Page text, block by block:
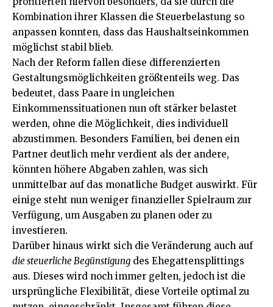
Kombination ihrer Klassen die Steuerbelastung so
anpassen konnten, dass das Haushaltseinkommen
möglichst stabil blieb.
Nach der Reform fallen diese differenzierten
Gestaltungsmöglichkeiten größtenteils weg. Das
bedeutet, dass Paare in ungleichen
Einkommenssituationen nun oft stärker belastet
werden, ohne die Möglichkeit, dies individuell
abzustimmen. Besonders Familien, bei denen ein
Partner deutlich mehr verdient als der andere,
könnten höhere Abgaben zahlen, was sich
unmittelbar auf das monatliche Budget auswirkt. Für
einige steht nun weniger finanzieller Spielraum zur
Verfügung, um Ausgaben zu planen oder zu
investieren.
Darüber hinaus wirkt sich die Veränderung auch auf
die steuerliche Begünstigung des Ehegattensplittings
aus. Dieses wird noch immer gelten, jedoch ist die
ursprüngliche Flexibilität, diese Vorteile optimal zu